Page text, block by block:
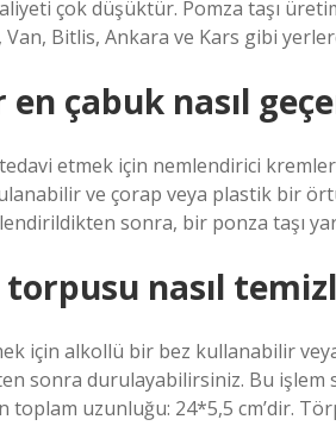
çok düşüktür. Pomza taşı
Van, Bitlis, Ankara ve Kars gibi
en çabuk nasıl
tedavi etmek için nemlendirici
ve çorap veya plastik bir
sonra, bir ponza taşı
nasıl
için alkollü bir bez kullanabilir
sonra durulayabilirsiniz. Bu işlem
toplam uzunluğu: 24*5,5 cm’dir.